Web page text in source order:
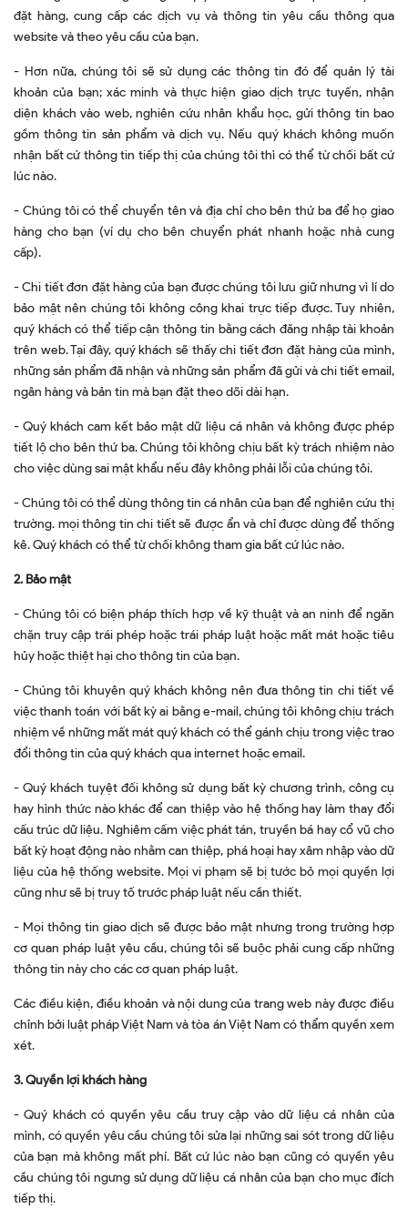
đặt hàng, cung cấp các dịch vụ và thông tin yêu cầu thông qua
website và theo yêu cầu của bạn.
- Hơn nữa, chúng tôi sẽ sử dụng các thông tin đó để quản lý tài
khoản của bạn; xác minh và thực hiện giao dịch trực tuyến, nhận
diện khách vào web, nghiên cứu nhân khẩu học, gửi thông tin bao
gồm thông tin sản phẩm và dịch vụ. Nếu quý khách không muốn
nhận bất cứ thông tin tiếp thị của chúng tôi thì có thể từ chối bất cứ
lúc nào.
- Chúng tôi có thể chuyển tên và địa chỉ cho bên thứ ba để họ giao
hàng cho bạn (ví dụ cho bên chuyển phát nhanh hoặc nhà cung
cấp).
- Chi tiết đơn đặt hàng của bạn được chúng tôi lưu giữ nhưng vì lí do
bảo mật nên chúng tôi không công khai trực tiếp được. Tuy nhiên,
quý khách có thể tiếp cận thông tin bằng cách đăng nhập tài khoản
trên web. Tại đây, quý khách sẽ thấy chi tiết đơn đặt hàng của mình,
những sản phẩm đã nhận và những sản phẩm đã gửi và chi tiết email,
ngân hàng và bản tin mà bạn đặt theo dõi dài hạn.
- Quý khách cam kết bảo mật dữ liệu cá nhân và không được phép
tiết lộ cho bên thứ ba. Chúng tôi không chịu bất kỳ trách nhiệm nào
cho việc dùng sai mật khẩu nếu đây không phải lỗi của chúng tôi.
- Chúng tôi có thể dùng thông tin cá nhân của bạn để nghiên cứu thị
trường. mọi thông tin chi tiết sẽ được ẩn và chỉ được dùng để thống
kê. Quý khách có thể từ chối không tham gia bất cứ lúc nào.
2. Bảo mật
- Chúng tôi có biện pháp thích hợp về kỹ thuật và an ninh để ngăn
chặn truy cập trái phép hoặc trái pháp luật hoặc mất mát hoặc tiêu
hủy hoặc thiệt hại cho thông tin của bạn.
- Chúng tôi khuyên quý khách không nên đưa thông tin chi tiết về
việc thanh toán với bất kỳ ai bằng e-mail, chúng tôi không chịu trách
nhiệm về những mất mát quý khách có thể gánh chịu trong việc trao
đổi thông tin của quý khách qua internet hoặc email.
- Quý khách tuyệt đối không sử dụng bất kỳ chương trình, công cụ
hay hình thức nào khác để can thiệp vào hệ thống hay làm thay đổi
cấu trúc dữ liệu. Nghiêm cấm việc phát tán, truyền bá hay cổ vũ cho
bất kỳ hoạt động nào nhằm can thiệp, phá hoại hay xâm nhập vào dữ
liệu của hệ thống website. Mọi vi phạm sẽ bị tước bỏ mọi quyền lợi
cũng như sẽ bị truy tố trước pháp luật nếu cần thiết.
- Mọi thông tin giao dịch sẽ được bảo mật nhưng trong trường hợp
cơ quan pháp luật yêu cầu, chúng tôi sẽ buộc phải cung cấp những
thông tin này cho các cơ quan pháp luật.
Các điều kiện, điều khoản và nội dung của trang web này được điều
chỉnh bởi luật pháp Việt Nam và tòa án Việt Nam có thẩm quyền xem
xét.
3. Quyền lợi khách hàng
- Quý khách có quyền yêu cầu truy cập vào dữ liệu cá nhân của
mình, có quyền yêu cầu chúng tôi sửa lại những sai sót trong dữ liệu
của bạn mà không mất phí. Bất cứ lúc nào bạn cũng có quyền yêu
cầu chúng tôi ngưng sử dụng dữ liệu cá nhân của bạn cho mục đích
tiếp thị.